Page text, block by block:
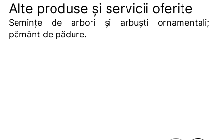
Alte produse și servicii oferite
Semințe de arbori și arbuști ornamentali;
pământ de pădure.